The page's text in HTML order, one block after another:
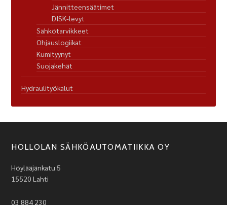
Jännitteensäätimet
DISK-levyt
Sähkötarvikkeet
Ohjauslogiikat
Kumityynyt
Suojakehät
Hydraulityökalut
HOLLOLAN SÄHKÖAUTOMATIIKKA OY
Höylääjänkatu 5
15520 Lahti
03 884 230